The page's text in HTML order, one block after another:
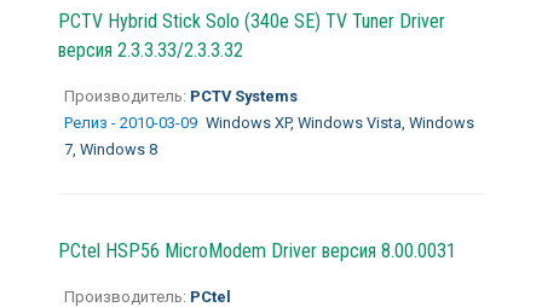
PCTV Hybrid Stick Solo (340e SE) TV Tuner Driver
версия 2.3.3.33/2.3.3.32
Производитель: PCTV Systems
Релиз - 2010-03-09 Windows XP, Windows Vista, Windows
7, Windows 8
PCtel HSP56 MicroModem Driver версия 8.00.0031
Производитель: PCtel